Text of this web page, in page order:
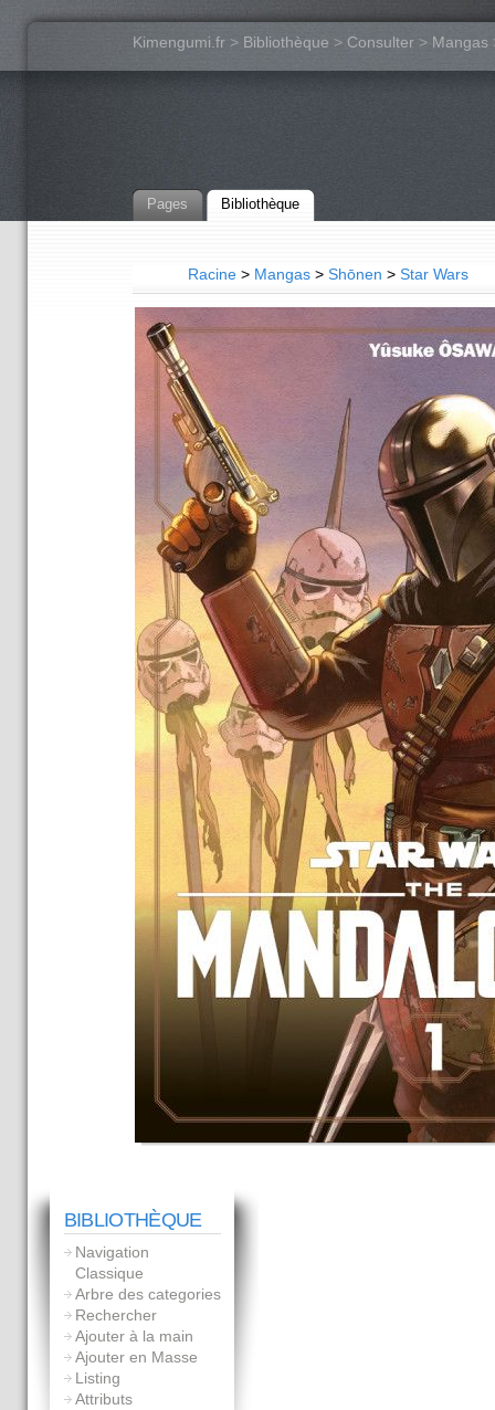
Kimengumi.fr> Bibliothèque > Consulter> Mangas
Pages Bibliothèque
Racine> Mangas> Shōnen > Star Wars
BIBLIOTHÈQUE
Navigation
Classique
Arbre des categories
Rechercher
Ajouter à la main
Ajouter en Masse
Listing
Attributs